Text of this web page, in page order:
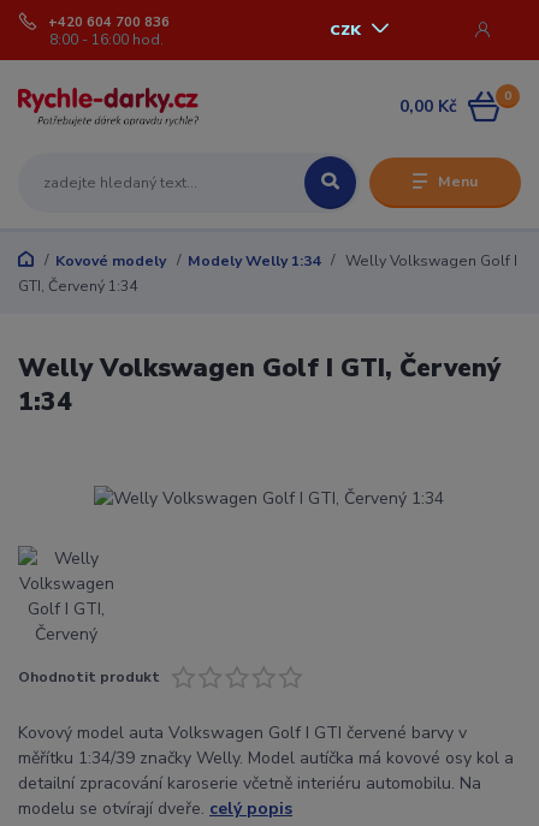
Menu
CZK
+420 604 700 836
8:00 - 16:00 hod.
0
0,00 Kč
Kovové modely Modely Welly 1:34
Welly Volkswagen Golf I
GTI, Červený 1:34
Welly Volkswagen Golf I GTI, Červený
1:34
Ohodnotit produkt
Kovový model auta Volkswagen Golf I GTI červené barvy v
měřítku 1:34/39 značky Welly. Model autíčka má kovové osy kol a
detailní zpracování karoserie včetně interiéru automobilu. Na
modelu se otvírají dveře. celý popis